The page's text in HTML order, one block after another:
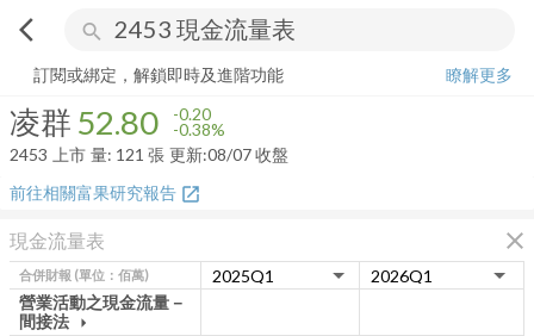
arrow_back_ios search
凌群 52.80-0.38%
訂閱或綁定，解鎖即時及進階功能
瞭解更多
凌群 52.80 -0.20
-0.38%
2453
上市 量: 121 張 更新:08/07 收盤
前往相關富果研究報告 open_in_new
現金流量表 close
合併財報 (單位：佰萬)
營業活動之現金流量－
間接法 arrow_drop_down